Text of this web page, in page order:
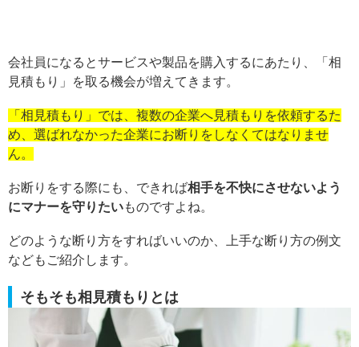
会社員になるとサービスや製品を購入するにあたり、「相
見積もり」を取る機会が増えてきます。
「相見積もり」では、複数の企業へ見積もりを依頼するた
め、選ばれなかった企業にお断りをしなくてはなりませ
ん。
お断りをする際にも、できれば相手を不快にさせないよう
にマナーを守りたいものですよね。
どのような断り方をすればいいのか、上手な断り方の例文
などもご紹介します。
そもそも相見積もりとは